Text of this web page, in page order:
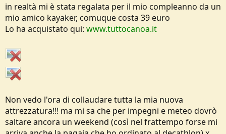
in realtà mi è stata regalata per il mio compleanno da un
mio amico kayaker, comuque costa 39 euro
Lo ha acquistato qui: www.tuttocanoa.it
Non vedo l'ora di collaudare tutta la mia nuova
attrezzatura!!! ma mi sa che per impegni e meteo dovrò
saltare ancora un weekend (così nel frattempo forse mi